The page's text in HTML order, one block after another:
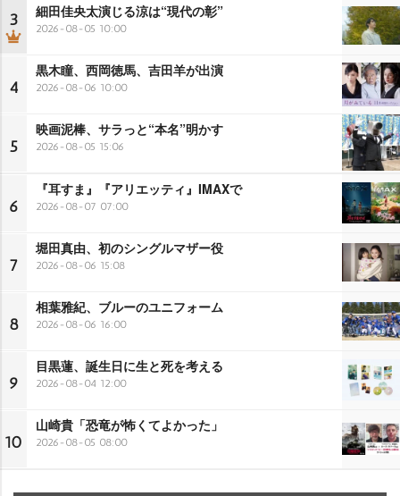
3 細田佳央太演じる涼は“現代の彰”
2026-08-05 10:00
4
黒木瞳、西岡徳馬、吉田羊が出演
2026-08-06 10:00
5
映画泥棒、サラっと“本名”明かす
2026-08-05 15:06
6
『耳すま』『アリエッティ』IMAXで
2026-08-07 07:00
7
堀田真由、初のシングルマザー役
2026-08-06 15:08
8
相葉雅紀、ブルーのユニフォーム
2026-08-06 16:00
9
目黒蓮、誕生日に生と死を考える
2026-08-04 12:00
10
山崎貴「恐竜が怖くてよかった」
2026-08-05 08:00